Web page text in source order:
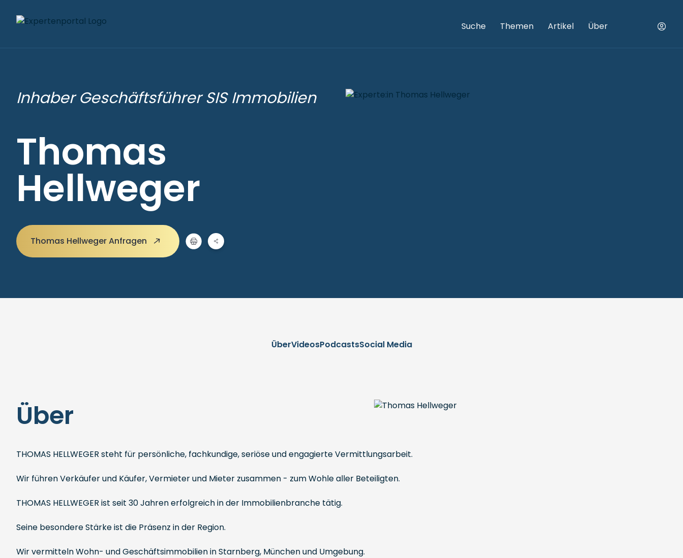
Suche Themen Artikel Über
Inhaber Geschäftsführer SIS Immobilien
Thomas
Hellweger
Thomas Hellweger Anfragen
ÜberVideosPodcastsSocial Media
Über
THOMAS HELLWEGER steht für persönliche, fachkundige, seriöse und engagierte Vermittlungsarbeit.
Wir führen Verkäufer und Käufer, Vermieter und Mieter zusammen - zum Wohle aller Beteiligten.
THOMAS HELLWEGER ist seit 30 Jahren erfolgreich in der Immobilienbranche tätig.
Seine besondere Stärke ist die Präsenz in der Region.
Wir vermitteln Wohn- und Geschäftsimmobilien in Starnberg, München und Umgebung.